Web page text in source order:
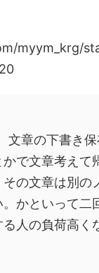
myym_krg/
文章の下書き
で文章考えて
の文章は別の
かといって二
人の負荷高く